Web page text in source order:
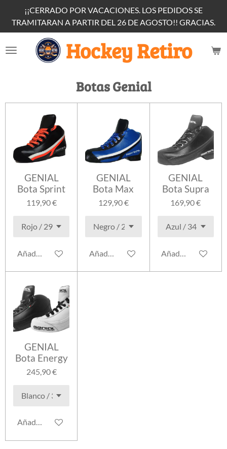
contenido
principal
Hockey Retiro
¡¡CERRADO POR VACACIONES. LOS PEDIDOS SE
TRAMITARAN A PARTIR DEL 26 DE AGOSTO!! GRACIAS.
Botas Genial
GENIAL
Bota Sprint
119,90 €
Añadir al carrito
GENIAL
Bota Max
129,90 €
Añadir al carrito
GENIAL
Bota Supra
169,90 €
Añadir al carrito
GENIAL
Bota Energy
245,90 €
Añadir al carrito